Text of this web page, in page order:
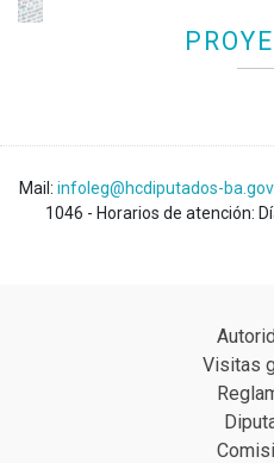
Mail: infoleg@hcdiputados-
1046 - Horarios de atención:
Visitas